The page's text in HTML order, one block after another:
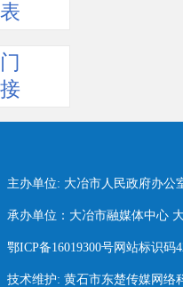
主办单位: 大冶市人民政府办公
承办单位：大冶市融媒体中心
鄂ICP备16019300号网站标识码
技术维护: 黄石市东楚传媒网络